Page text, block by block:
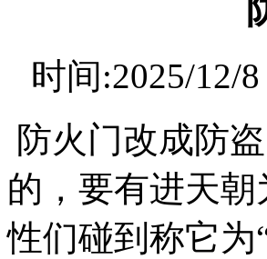
时间:2025/12/
防火门改成防
的，要有进天
性们碰到称它为